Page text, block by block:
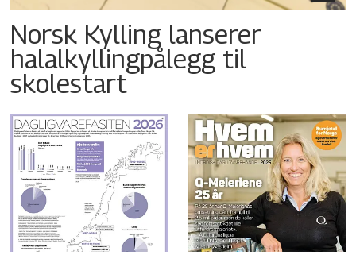
Norsk Kylling lanserer
halalkyllingpålegg til
skolestart